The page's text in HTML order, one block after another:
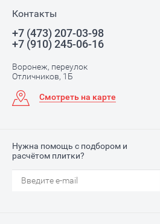
Контакты
+7 (473) 207-03-98
+7 (910) 245-06-16
Воронеж, переулок
Отличников, 1Б
Смотреть на карте
Нужна помощь с подбором и
расчётом плитки?